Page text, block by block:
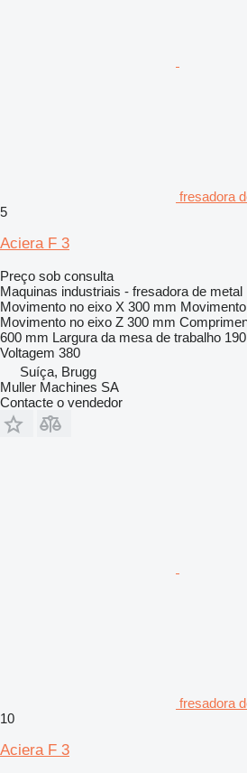
fresadora
5
Aciera F 3
Preço sob consulta
Maquinas industriais - fresadora de metal
Movimento no eixo X 300 mm
Movimento no eixo Z 300 mm
600 mm Largura da mesa de trabalho
Voltagem 380
Suíça, Brugg
Muller Machines SA
Contacte o vendedor
fresadora
10
Aciera F 3